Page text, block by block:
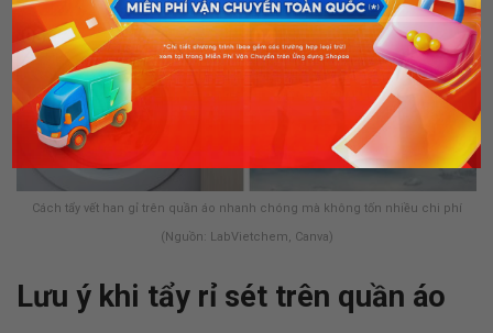
Cách tẩy vết han gỉ trên quần áo nhanh chóng mà không tốn nhiều chi phí
(Nguồn: LabVietchem, Canva)
Lưu ý khi tẩy rỉ sét trên quần áo